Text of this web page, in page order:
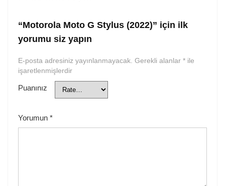
“Motorola Moto G Stylus (2022)” için ilk
yorumu siz yapın
E-posta adresiniz yayınlanmayacak. Gerekli alanlar * ile
işaretlenmişlerdir
Puanınız
Yorumun *